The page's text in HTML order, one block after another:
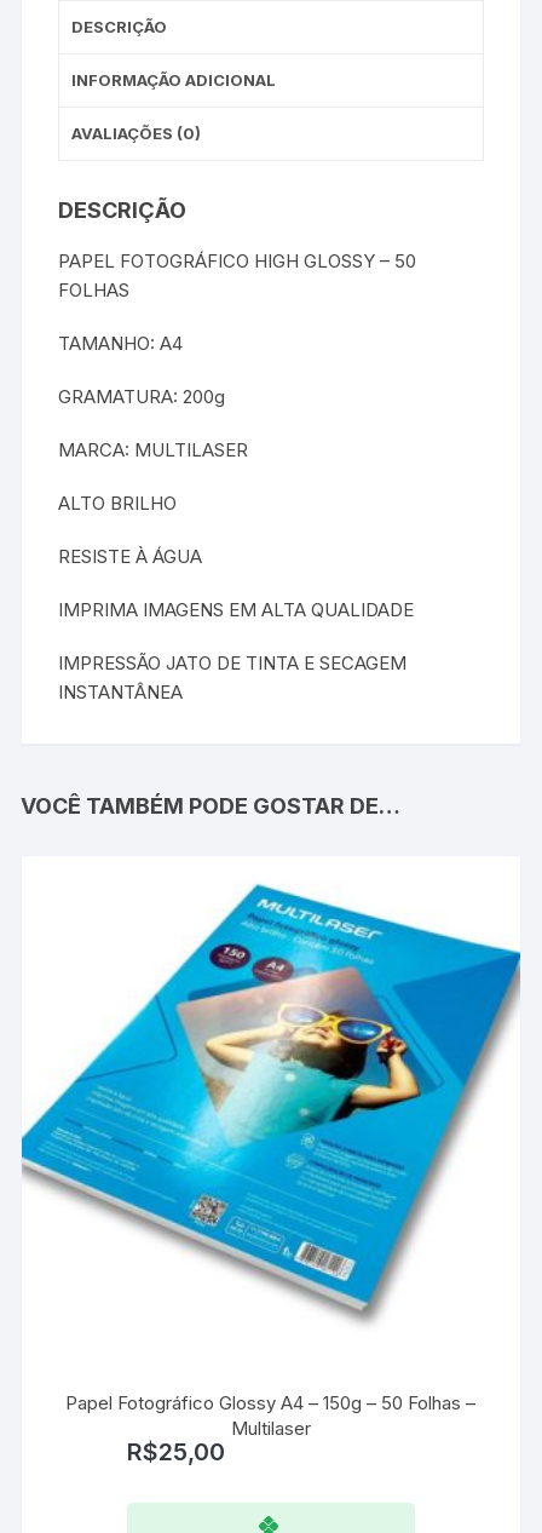
DESCRIÇÃO
INFORMAÇÃO ADICIONAL
AVALIAÇÕES (0)
DESCRIÇÃO
PAPEL FOTOGRÁFICO HIGH GLOSSY – 50
FOLHAS
TAMANHO: A4
GRAMATURA: 200g
MARCA: MULTILASER
ALTO BRILHO
RESISTE À ÁGUA
IMPRIMA IMAGENS EM ALTA QUALIDADE
IMPRESSÃO JATO DE TINTA E SECAGEM
INSTANTÂNEA
VOCÊ TAMBÉM PODE GOSTAR DE…
Papel Fotográfico Glossy A4 – 150g – 50 Folhas –
Multilaser
R$25,00